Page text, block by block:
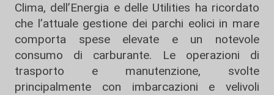
Clima, dell’Energia e delle Utilities ha ricordato
che l’attuale gestione dei parchi eolici in mare
comporta spese elevate e un notevole
consumo di carburante. Le operazioni di
trasporto e manutenzione, svolte
principalmente con imbarcazioni e velivoli